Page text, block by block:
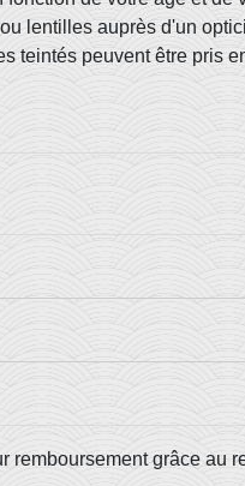
lentilles auprès d'un
teintés peuvent être pris
remboursement grâce au